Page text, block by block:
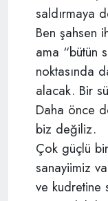
saldırmaya
Ben şahsen
ama “bütün
noktasında
alacak. Bir
Daha önce
biz değiliz.
Çok güçlü
sanayiimiz
ve kudretine